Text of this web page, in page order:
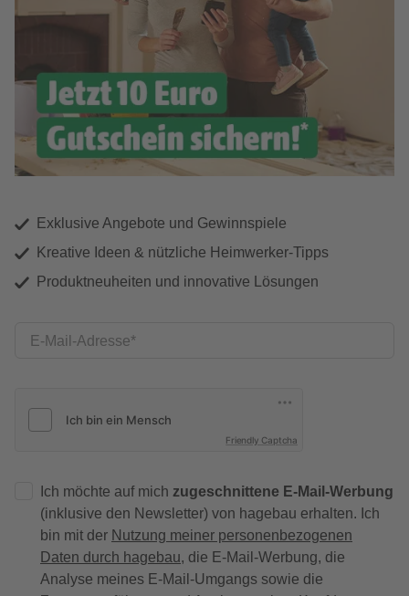
Exklusive Angebote und Gewinnspiele
Kreative Ideen & nützliche Heimwerker-Tipps
Produktneuheiten und innovative Lösungen
E-Mail-Adresse
Friendly Captcha
Ich möchte auf mich zugeschnittene E-Mail-Werbung
(inklusive den Newsletter) von hagebau erhalten. Ich
bin mit der Nutzung meiner personenbezogenen
Daten durch hagebau, die E-Mail-Werbung, die
Analyse meines E-Mail-Umgangs sowie die